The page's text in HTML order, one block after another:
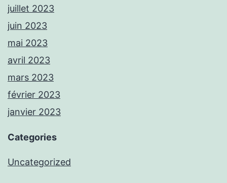
juillet 2023
juin 2023
mai 2023
avril 2023
mars 2023
février 2023
janvier 2023
Categories
Uncategorized